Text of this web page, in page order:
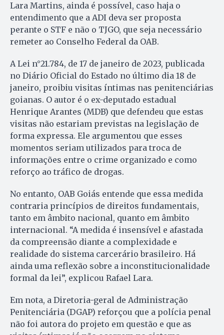
Lara Martins, ainda é possível, caso haja o
entendimento que a ADI deva ser proposta
perante o STF e não o TJGO, que seja necessário
remeter ao Conselho Federal da OAB.
A Lei n°21.784, de 17 de janeiro de 2023, publicada
no Diário Oficial do Estado no último dia 18 de
janeiro, proibiu visitas íntimas nas penitenciárias
goianas. O autor é o ex-deputado estadual
Henrique Arantes (MDB) que defendeu que estas
visitas não estariam previstas na legislação de
forma expressa. Ele argumentou que esses
momentos seriam utilizados para troca de
informações entre o crime organizado e como
reforço ao tráfico de drogas.
No entanto, OAB Goiás entende que essa medida
contraria princípios de direitos fundamentais,
tanto em âmbito nacional, quanto em âmbito
internacional. “A medida é insensível e afastada
da compreensão diante a complexidade e
realidade do sistema carcerário brasileiro. Há
ainda uma reflexão sobre a inconstitucionalidade
formal da lei”, explicou Rafael Lara.
Em nota, a Diretoria-geral de Administração
Penitenciária (DGAP) reforçou que a polícia penal
não foi autora do projeto em questão e que as